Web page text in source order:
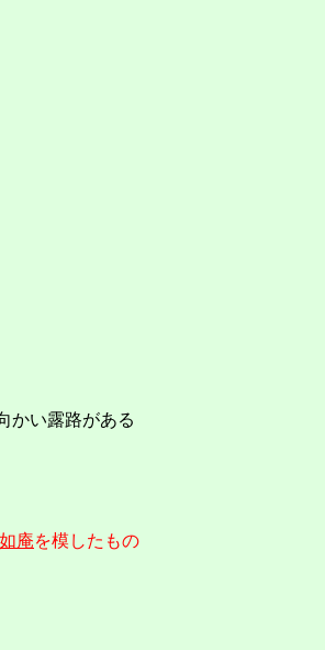
かい露路がある
如庵を模したもの